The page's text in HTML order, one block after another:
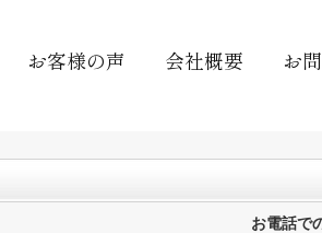
お客様の声 会社概要 お
お電話で